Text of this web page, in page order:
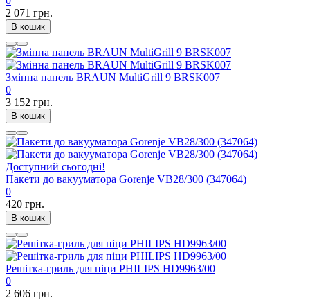
2 071 грн.
В кошик
Змінна панель BRAUN MultiGrill 9 BRSK007
0
3 152 грн.
В кошик
Доступний сьогодні!
Пакети до вакууматора Gorenje VB28/300 (347064)
0
420 грн.
В кошик
Решітка-гриль для піци PHILIPS HD9963/00
0
2 606 грн.